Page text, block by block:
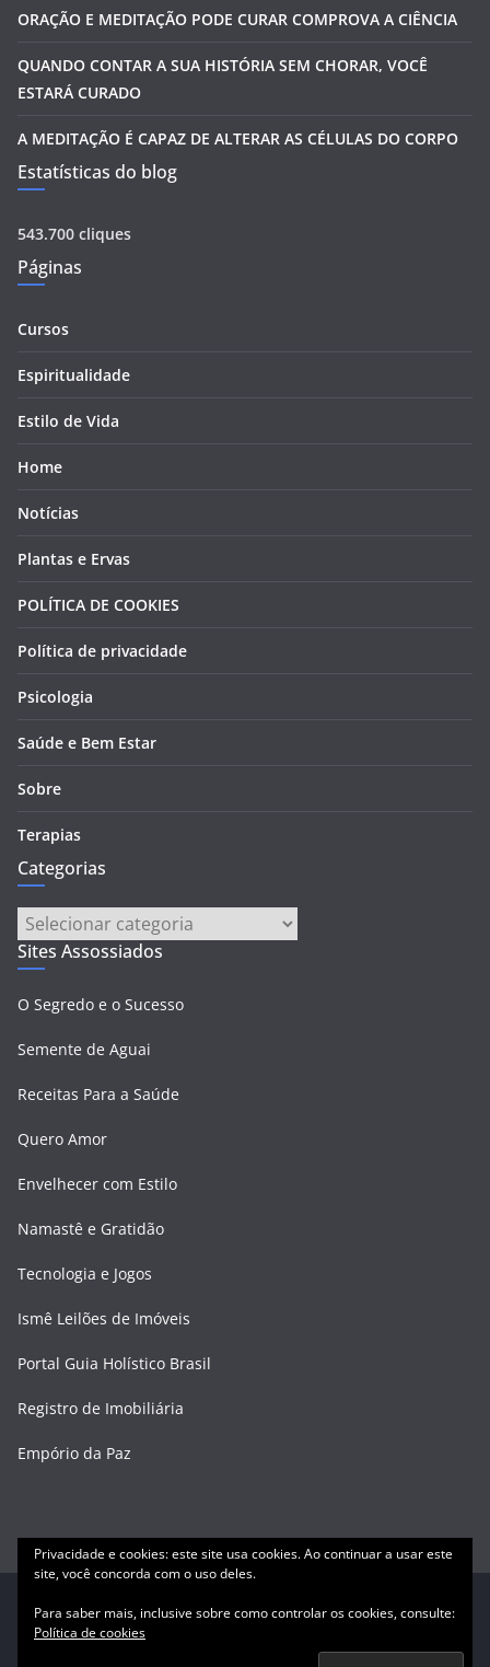
ORAÇÃO E MEDITAÇÃO PODE CURAR COMPROVA A CIÊNCIA
QUANDO CONTAR A SUA HISTÓRIA SEM CHORAR, VOCÊ
ESTARÁ CURADO
A MEDITAÇÃO É CAPAZ DE ALTERAR AS CÉLULAS DO CORPO
Estatísticas do blog
543.700 cliques
Páginas
Cursos
Espiritualidade
Estilo de Vida
Home
Notícias
Plantas e Ervas
POLÍTICA DE COOKIES
Política de privacidade
Psicologia
Saúde e Bem Estar
Sobre
Terapias
Categorias
Categorias
Sites Assossiados
O Segredo e o Sucesso
Semente de Aguai
Receitas Para a Saúde
Quero Amor
Envelhecer com Estilo
Namastê e Gratidão
Tecnologia e Jogos
Ismê Leilões de Imóveis
Portal Guia Holístico Brasil
Registro de Imobiliária
Empório da Paz
Copyright © 2026
Privacidade e cookies: este site usa cookies. Ao continuar a usar este
site, você concorda com o uso deles.
Para saber mais, inclusive sobre como controlar os cookies, consulte:
Política de cookies